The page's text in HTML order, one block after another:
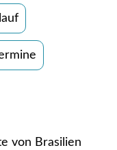
von Brasilien